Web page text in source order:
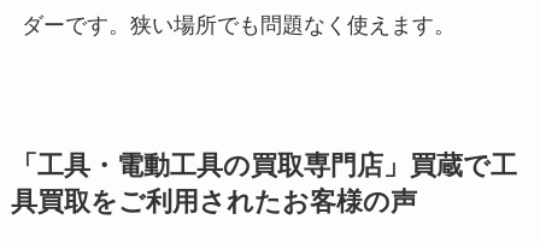
ダーです。狭い場所でも問題なく使えます。
「工具・電動工具の買取専門店」買蔵で工
具買取をご利用されたお客様の声